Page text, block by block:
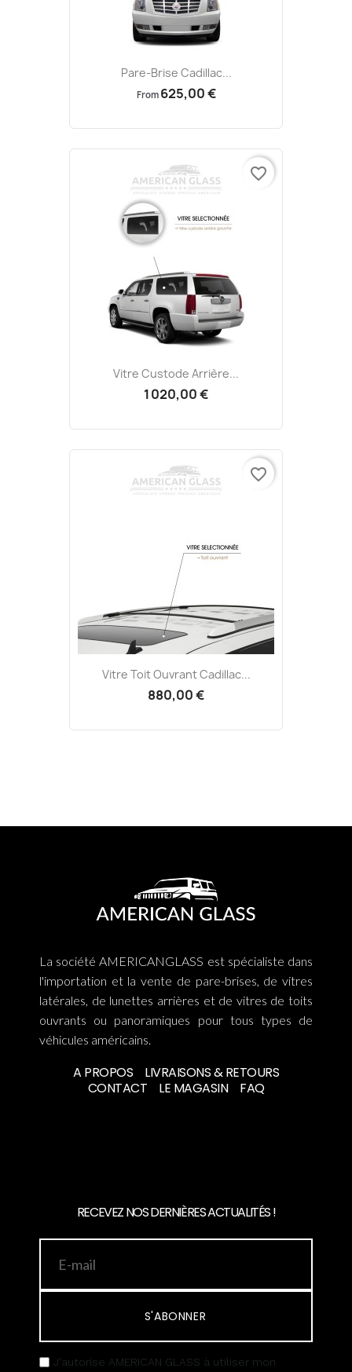
Pare-Brise Cadillac...
From 625,00 €
Vitre Custode Arrière...
1 020,00 €
favorite_border
Vitre Toit Ouvrant Cadillac...
880,00 €
favorite_border
La société AMERICANGLASS est spécialiste dans
l'importation et la vente de pare-brises, de vitres
latérales, de lunettes arrières et de vitres de toits
ouvrants ou panoramiques pour tous types de
véhicules américains.
A PROPOS
LIVRAISONS & RETOURS
CONTACT
LE MAGASIN FAQ
RECEVEZ NOS DERNIÈRES ACTUALITÉS !
S'ABONNER
J’autorise AMERICAN GLASS à utiliser mon